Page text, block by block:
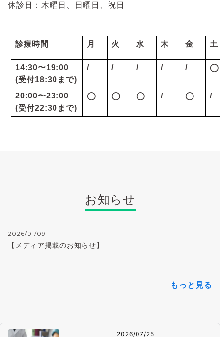
休診日：木曜日、日曜日、祝日
診療時間 月 火 水 木 金 土
14:30〜19:00
(受付18:30 まで)
/ / / / / ◯
20:00〜23:00
(受付22:30 まで)
◯ ◯ ◯ / ◯ /
お知らせ
2026/01/09
【メディア掲載のお知らせ】
もっと見る
2026/07/25